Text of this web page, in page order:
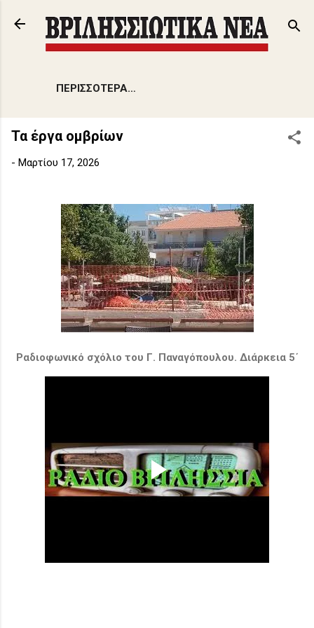
Μετάβαση στο κύριο περιεχόμενο
ΠΕΡΙΣΣΌΤΕΡΑ…
Τα έργα ομβρίων
- Μαρτίου 17, 2026
Ραδιοφωνικό σχόλιο του Γ. Παναγόπουλου. Διάρκεια 5΄